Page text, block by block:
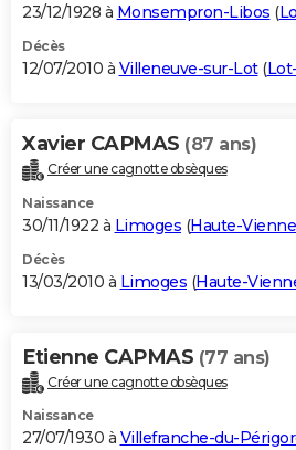
23/12/1928 à Monsempron-Libos (
Décès
12/07/2010 à Villeneuve-sur-Lot(
Xavier CAPMAS (87 ans)
Créer une cagnotte obsèques
Naissance
30/11/1922 à Limoges (Haute-Vienne
Décès
13/03/2010 à Limoges (Haute-
Etienne CAPMAS (77 ans)
Créer une cagnotte obsèques
Naissance
27/07/1930 à Villefranche-du-